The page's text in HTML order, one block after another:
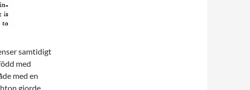
samtidigt
med
med en
gjorde